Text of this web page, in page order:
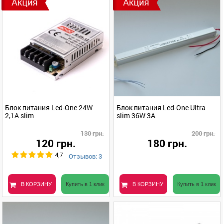
Блок питания Led-One 24W
2,1А slim
130 грн.
120 грн.
4,7 Отзывов: 3
В КОРЗИНУ Купить в 1 клик
Блок питания Led-One Ultra
slim 36W 3A
200 грн.
180 грн.
В КОРЗИНУ Купить в 1 клик